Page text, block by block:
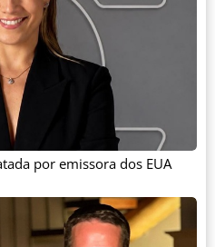
por emissora dos EUA